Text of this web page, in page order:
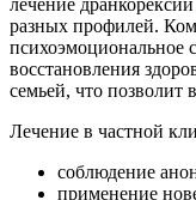
лечение
разных профилей.
психоэмоциональное
восстановления
семьей, что позволит
Лечение в частной
соблюдение
применение